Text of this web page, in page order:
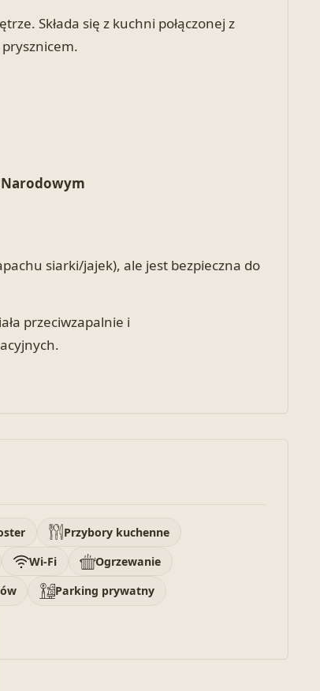
Składa się z kuchni połączonej z
prysznicem.
siarki/jajek), ale jest bezpieczna do
przeciwzapalnie i
Przybory kuchenne
Wi-Fi
Ogrzewanie
Parking prywatny